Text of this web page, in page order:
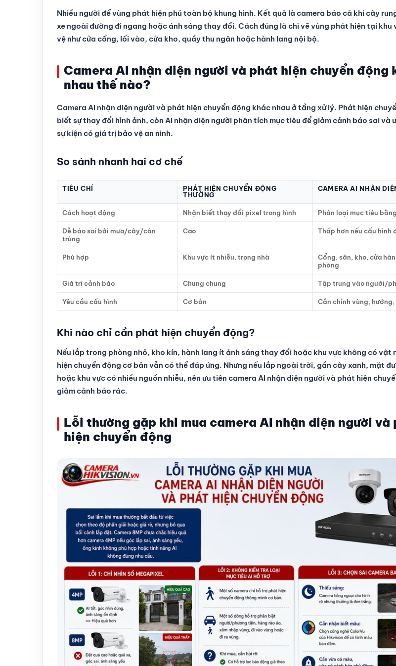
Nhiều người để vùng phát hiện phủ toàn bộ khung hình. Kết quả là camera báo cả khi cây
xe ngoài đường đi ngang hoặc ánh sáng thay đổi. Cách đúng là chỉ vẽ vùng phát hiện tại khu
vệ như cửa cổng, lối vào, cửa kho, quầy thu ngân hoặc hành lang nội bộ.
Camera AI nhận diện người và phát hiện chuyển động
nhau thế nào?
Camera AI nhận diện người và phát hiện chuyển động khác nhau ở tầng xử lý. Phát hiện
biết sự thay đổi hình ảnh, còn AI nhận diện người phân tích mục tiêu để giảm cảnh báo sai và
sự kiện có giá trị bảo vệ an ninh.
So sánh nhanh hai cơ chế
TIÊU CHÍ
PHÁT HIỆN CHUYỂN ĐỘNG
THƯỜNG
CAMERA AI NHẬN
Cách hoạt động Nhận biết thay đổi pixel trong hình Phân loại mục tiêu
Dễ báo sai bởi mưa/cây/côn
trùng
Cao Thấp hơn nếu cấu hình
Phù hợp Khu vực ít nhiễu, trong nhà
Cổng, sân, kho, cửa
phòng
Giá trị cảnh báo Chung chung Tập trung vào người/
Yêu cầu cấu hình Cơ bản Cần chỉnh vùng,
Khi nào chỉ cần phát hiện chuyển động?
Nếu lắp trong phòng nhỏ, kho kín, hành lang ít ánh sáng thay đổi hoặc khu vực không có vật
hiện chuyển động cơ bản vẫn có thể đáp ứng. Nhưng nếu lắp ngoài trời, gần cây xanh, mặt
hoặc khu vực có nhiều nguồn nhiễu, nên ưu tiên camera AI nhận diện người và phát hiện
giảm cảnh báo rác.
Lỗi thường gặp khi mua camera AI nhận diện người và
hiện chuyển động